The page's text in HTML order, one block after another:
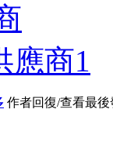
應商1
作者回復/查看最後